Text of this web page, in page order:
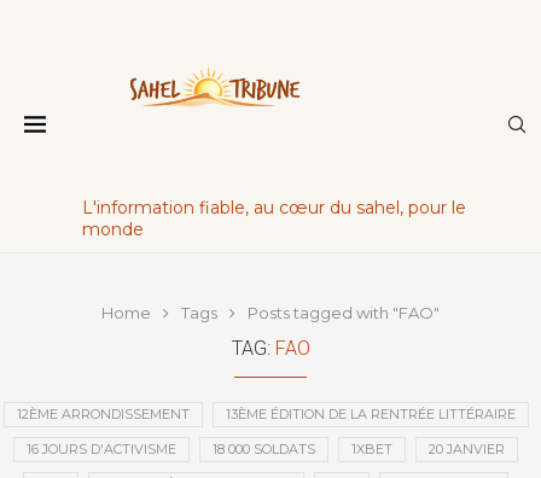
L'information fiable, au cœur du sahel, pour le
monde
Home Tags Posts tagged with "FAO"
TAG: FAO
12ÈME ARRONDISSEMENT 13ÈME ÉDITION DE LA RENTRÉE LITTÉRAIRE
16 JOURS D'ACTIVISME 18 000 SOLDATS 1XBET 20 JANVIER